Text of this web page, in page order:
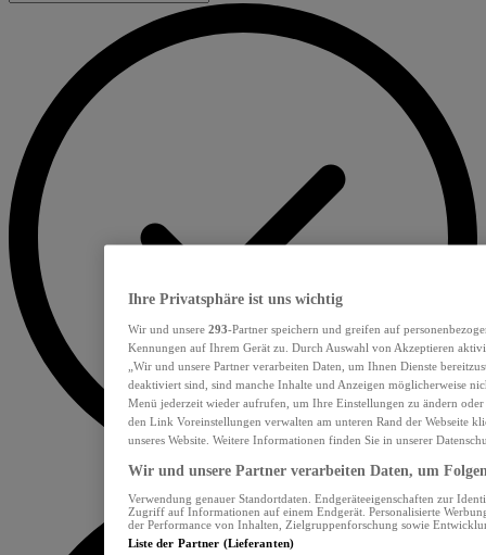
Ihre Privatsphäre ist uns wichtig
Wir und unsere 293-Partner speichern und greifen auf
Kennungen auf Ihrem Gerät zu. Durch Auswahl von Akzeptieren
„Wir und unsere Partner verarbeiten Daten, um Ihnen Dienste
deaktiviert sind, sind manche Inhalte und Anzeigen möglicherweise
Menü jederzeit wieder aufrufen, um Ihre Einstellungen zu ändern
den Link Voreinstellungen verwalten am unteren Rand der Webseite
unseres Website. Weitere Informationen finden Sie in unserer
Wir und unsere Partner verarbeiten Daten, um
Verwendung genauer Standortdaten. Endgeräteeigenschaften zur
Zugriff auf Informationen auf einem Endgerät. Personalisierte
der Performance von Inhalten, Zielgruppenforschung sowie
Liste der Partner (Lieferanten)